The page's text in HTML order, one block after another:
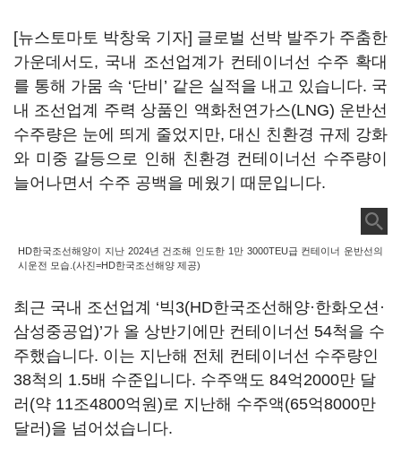
[뉴스토마토 박창욱 기자] 글로벌 선박 발주가 주춤한
가운데서도, 국내 조선업계가 컨테이너선 수주 확대
를 통해 가뭄 속 ‘단비’ 같은 실적을 내고 있습니다. 국
내 조선업계 주력 상품인 액화천연가스(LNG) 운반선
수주량은 눈에 띄게 줄었지만, 대신 친환경 규제 강화
와 미중 갈등으로 인해 친환경 컨테이너선 수주량이
늘어나면서 수주 공백을 메웠기 때문입니다.
HD한국조선해양이 지난 2024년 건조해 인도한 1만 3000TEU급 컨테이너 운반선의
시운전 모습.(사진=HD한국조선해양 제공)
최근 국내 조선업계 ‘빅3(HD한국조선해양·한화오션·
삼성중공업)’가 올 상반기에만 컨테이너선 54척을 수
주했습니다. 이는 지난해 전체 컨테이너선 수주량인
38척의 1.5배 수준입니다. 수주액도 84억2000만 달
러(약 11조4800억원)로 지난해 수주액(65억8000만
달러)을 넘어섰습니다.